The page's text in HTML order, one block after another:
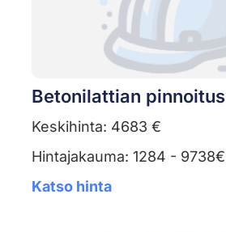
Betonilattian pinnoitus
Keskihinta: 4683 €
Hintajakauma: 1284 - 9738€
Katso hinta